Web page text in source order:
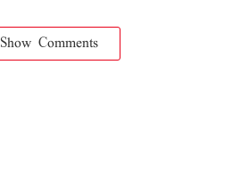
Show Comments